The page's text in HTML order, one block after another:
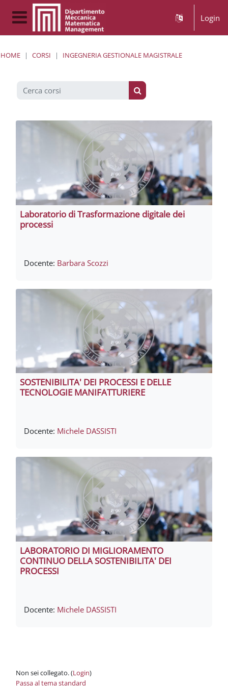
Vai al contenuto principale
Pannello laterale
Login
HOME CORSI INGEGNERIA GESTIONALE MAGISTRALE
Cerca corsi
Cerca corsi
Laboratorio di Trasformazione digitale dei
processi
Docente: Barbara Scozzi
SOSTENIBILITA' DEI PROCESSI E DELLE
TECNOLOGIE MANIFATTURIERE
Docente: Michele DASSISTI
LABORATORIO DI MIGLIORAMENTO
CONTINUO DELLA SOSTENIBILITA' DEI
PROCESSI
Docente: Michele DASSISTI
Non sei collegato. (Login)
Passa al tema standard